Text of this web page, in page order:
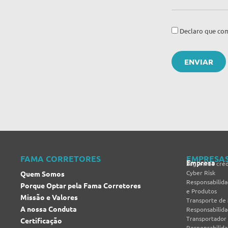
Declaro que
FAMA CORRETORES
Quem Somos
Porque Optar pela Fama Corretores
Missão e Valores
A nossa Conduta
Certificação
Empresa
Seguro de
Cyber Risk
e Produtos
Transporte de
Transportador